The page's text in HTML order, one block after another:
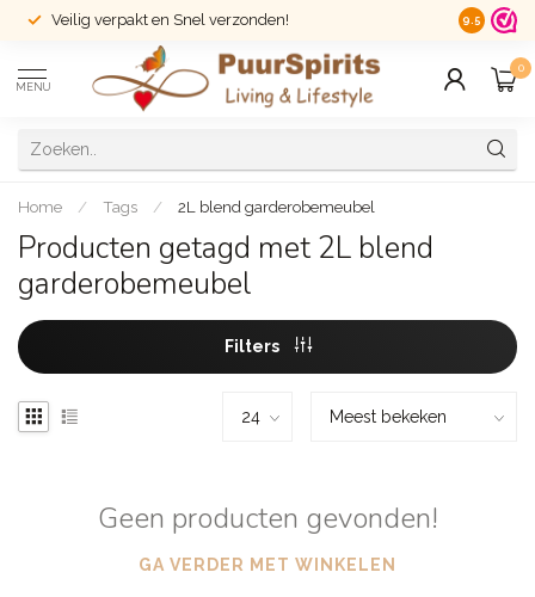
Veilig verpakt en Snel verzonden! 14 dagen
9.5
MENU
0
Home / Tags / 2L blend garderobemeubel
Producten getagd met 2L blend
garderobemeubel
Filters
Geen producten gevonden!
GA VERDER MET WINKELEN